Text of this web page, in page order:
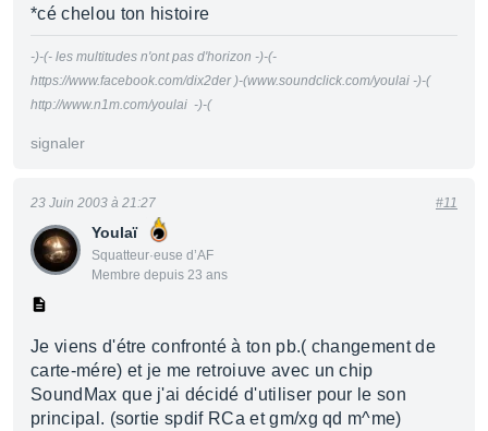
*cé chelou ton histoire
-)-(- les multitudes n'ont pas d'horizon -)-(-
https://www.facebook.com/dix2der )-(www.soundclick.com/youlai -)-(
http://www.n1m.com/youlai -)-(
signaler
Youlaï
Squatteur·euse d’AF
Membre depuis 23 ans
23 Juin 2003 à 21:27 #11
Je viens d'étre confronté à ton pb.( changement de
carte-mére) et je me retroiuve avec un chip
SoundMax que j'ai décidé d'utiliser pour le son
principal. (sortie spdif RCa et gm/xg qd m^me)